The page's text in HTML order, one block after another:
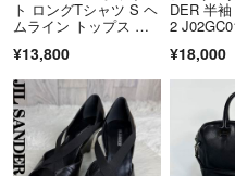
きます。
ト ロングTシャツ S ヘ
ムライン トップス ジ
製 半袖 Tシャツ カッ
¥13,800
DER 半
2
¥18,000